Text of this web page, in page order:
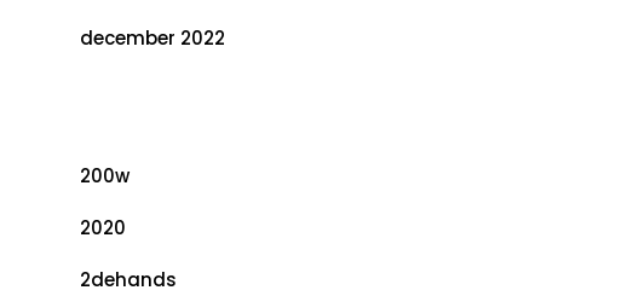
december 2022
200w
2020
2dehands